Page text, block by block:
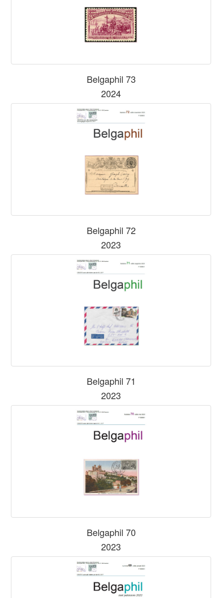
Belgaphil 73
2024
Belgaphil 72
2023
Belgaphil 71
2023
Belgaphil 70
2023